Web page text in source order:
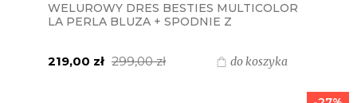
WELUROWY DRES BESTIES MULTICOLOR
LA PERLA BLUZA + SPODNIE Z
219,00 zł 299,00 zł do koszyka